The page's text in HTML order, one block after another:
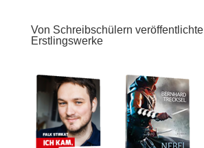
Von Schreibschülern veröffentlichte
Erstlingswerke